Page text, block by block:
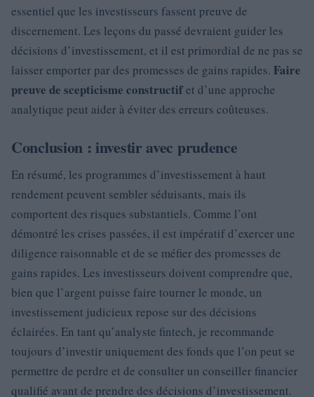
essentiel que les investisseurs fassent preuve de
discernement. Les leçons du passé devraient guider les
décisions d’investissement, et il est primordial de ne pas se
laisser emporter par des promesses de gains rapides. Faire
preuve de scepticisme constructifet d’une approche
analytique peut aider à éviter des erreurs coûteuses.
Conclusion : investir avec prudence
En résumé, les programmes d’investissement à haut
rendement peuvent sembler séduisants, mais ils
comportent des risques substantiels. Comme l’ont
démontré les crises passées, il est impératif d’exercer une
diligence raisonnable et de se méfier des promesses de
gains rapides. Les investisseurs doivent comprendre que,
bien que l’argent puisse faire tourner le monde, un
investissement judicieux repose sur des décisions
éclairées. En tant qu’analyste fintech, je recommande
toujours d’investir uniquement des fonds que l’on peut se
permettre de perdre et de consulter un conseiller financier
qualifié avant de prendre des décisions d’investissement.